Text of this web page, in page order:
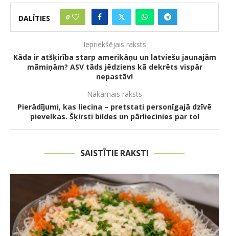
DALĪTIES 0
Iepriekšējais raksts
Kāda ir atšķirība starp amerikāņu un latviešu jaunajām
māmiņām? ASV tāds jēdziens kā dekrēts vispār
nepastāv!
Nākamais raksts
Pierādījumi, kas liecina – pretstati personīgajā dzīvē
pievelkas. Šķirsti bildes un pārliecinies par to!
SAISTĪTIE RAKSTI